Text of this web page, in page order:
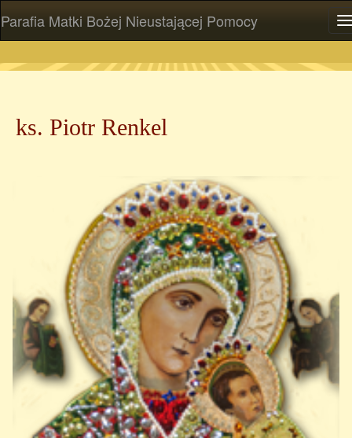
Parafia Matki Bożej Nieustającej Pomocy
ks. Piotr Renkel